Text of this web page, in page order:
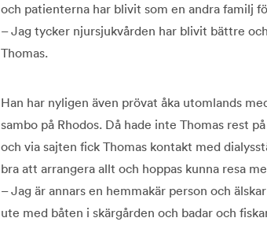
och patienterna har blivit som en andra familj
– Jag tycker njursjukvården har blivit bättre
Thomas.
Han har nyligen även prövat åka utomlands
sambo på Rhodos. Då hade inte Thomas rest
och via sajten fick Thomas kontakt med
bra att arrangera allt och hoppas kunna resa
– Jag är annars en hemmakär person och
ute med båten i skärgården och badar och